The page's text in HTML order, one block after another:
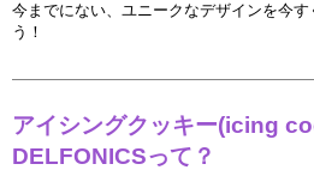
今までにない、ユニークなデザインを今
う！
アイシングクッキー(icing
DELFONICSって？